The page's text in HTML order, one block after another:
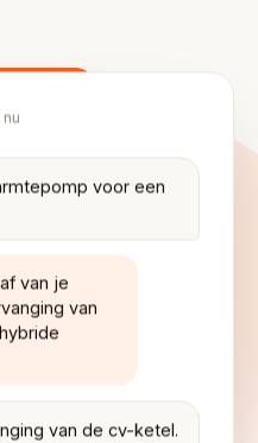
voor een
van je
van
van de cv-ketel.